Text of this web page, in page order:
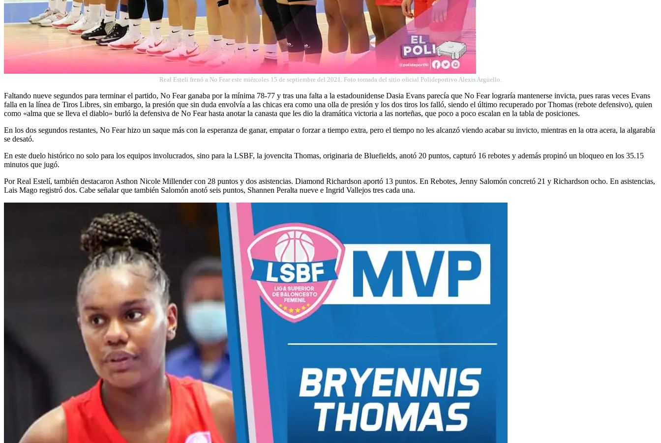
Real Esteli frenó a No Fear este miércoles 15 de septiembre del 2021. Foto tomada del sitio oficial Polideportivo Alexis Argüello.
Faltando nueve segundos para terminar el partido, No Fear ganaba por la mínima 78-77 y tras una falta a la estadounidense Dasia Evans parecía que No Fear lograría mantenerse invicta, pues raras veces Evans
falla en la línea de Tiros Libres, sin embargo, la presión que sin duda envolvía a las chicas era como una olla de presión y los dos tiros los falló, siendo el último recuperado por Thomas (rebote defensivo), quien
como «alma que se lleva el diablo» burló la defensiva de No Fear hasta anotar la canasta que les dio la dramática victoria a las norteñas, que poco a poco escalan en la tabla de posiciones.
En los dos segundos restantes, No Fear hizo un saque más con la esperanza de ganar, empatar o forzar a tiempo extra, pero el tiempo no les alcanzó viendo acabar su invicto, mientras en la otra acera, la algarabía
se desató.
En este duelo histórico no solo para los equipos involucrados, sino para la LSBF, la jovencita Thomas, originaria de Bluefields, anotó 20 puntos, capturó 16 rebotes y además propinó un bloqueo en los 35.15
minutos que jugó.
Por Real Estelí, también destacaron Asthon Nicole Millender con 28 puntos y dos asistencias. Diamond Richardson aportó 13 puntos. En Rebotes, Jenny Salomón concretó 21 y Richardson ocho. En asistencias,
Lais Mago registró dos. Cabe señalar que también Salomón anotó seis puntos, Shannen Peralta nueve e Ingrid Vallejos tres cada una.